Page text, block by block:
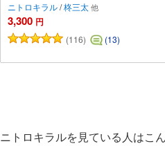
ニトロキラル/柊三太
3,300 円
(116)
(13)
カートに追加
ニトロキラルを見ている人はこ